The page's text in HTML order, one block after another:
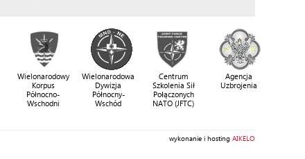
Wielonarodowy
Korpus
Północno-
Wschodni
Wielonarodowa
Dywizja
Północny-
Wschód
Centrum
Szkolenia Sił
Połączonych
NATO (JFTC)
Agencja
Uzbrojenia
wykonanie i hosting AIKELO